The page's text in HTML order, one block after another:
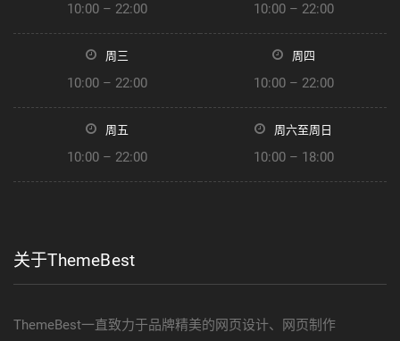
10:00 – 22:00 10:00 – 22:00
周三
10:00 – 22:00
周四
10:00 – 22:00
周五
10:00 – 22:00
周六至周日
10:00 – 18:00
关于ThemeBest
ThemeBest一直致力于品牌精美的网页设计、网页制作